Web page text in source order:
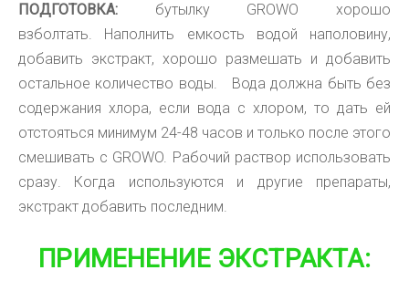
ПОДГОТОВКА: бутылкуGROWOхорошо
взболтать.
Наполнить емкость водой наполовину,
добавить экстракт, хорошо размешать и добавить
остальное количество воды. Вода должна быть без
содержания хлора, если вода с хлором, то дать ей
отстояться минимум 24-48 часов и только после этого
смешивать с GROWO. Рабочий раствор использовать
сразу. Когда используются и другие препараты,
экстракт добавить последним.
ПРИМЕНЕНИЕ ЭКСТРАКТА: